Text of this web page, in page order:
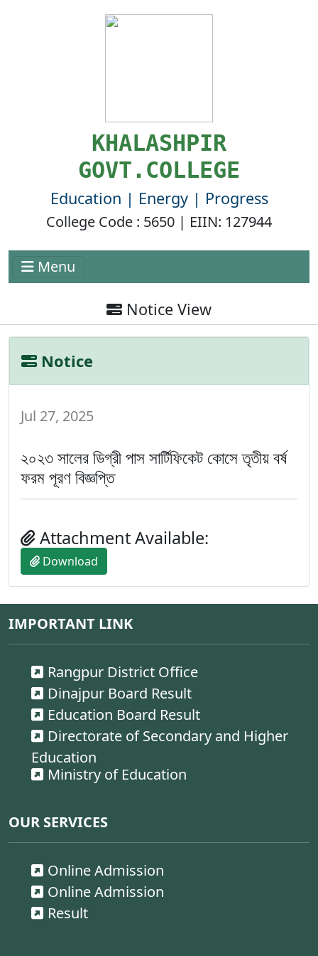
KHALASHPIR
GOVT.COLLEGE
Education | Energy | Progress
College Code : 5650 | EIIN: 127944
Menu
Notice View
Notice
Jul 27, 2025
২০২৩ সালের ডিগ্রী পাস সার্টিফিকেট কোসে তৃতীয় বর্ষ
ফরম পূরণ বিজ্ঞপ্তি
Attachment Available:
Download
IMPORTANT LINK
Rangpur District Office
Dinajpur Board Result
Education Board Result
Directorate of Secondary and Higher
Education
Ministry of Education
OUR SERVICES
Online Admission
Online Admission
Result